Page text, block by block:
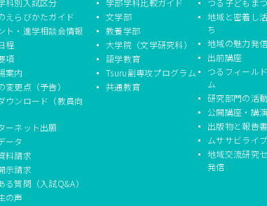
科別入試区分
えらびかたガイド
ト・進学相談会情報
程
項
案内
変更点（予告）
ウンロード（教員向
ーネット出願
ータ
料請求
示請求
る質問（入試Q&A）
の声
学部学科比較ガイド
文学部
教養学部
大学院（文学研究科）
語学教育
Tsuru副専攻プログラム
共通教育
つる子どもま
地域と密着し
ち
地域の魅力発
出前講座
つるフィール
ム
研究部門の活
公開講座・講
出版物と報告
ムササビライ
地域交流研究
発信